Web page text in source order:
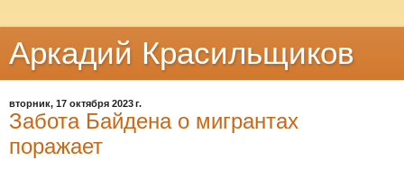
Аркадий Красильщиков
вторник, 17 октября 2023 г.
Забота Байдена о мигрантах
поражает